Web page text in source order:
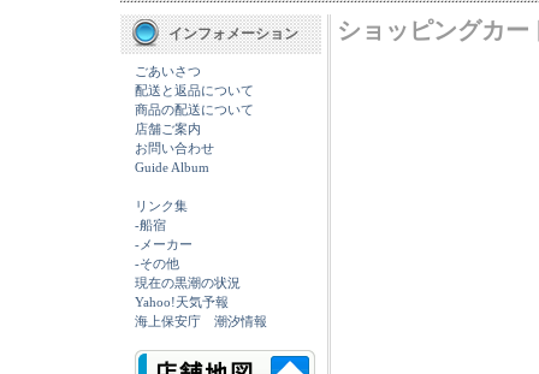
インフォメーション
ごあいさつ
配送と返品について
商品の配送について
店舗ご案内
お問い合わせ
Guide Album
リンク集
-船宿
-メーカー
-その他
現在の黒潮の状況
Yahoo!天気予報
海上保安庁 潮汐情報
ショッピングカー